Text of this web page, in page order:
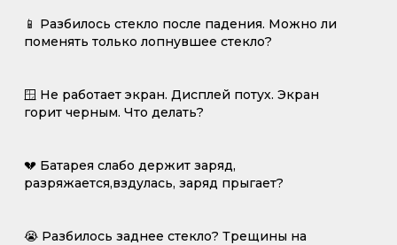
📱 Разбилось стекло после падения. Можно ли
поменять только лопнувшее стекло?
🪟 Не работает экран. Дисплей потух. Экран
горит черным. Что делать?
💔 Батарея слабо держит заряд,
разряжается,вздулась, заряд прыгает?
😭 Разбилось заднее стекло? Трещины на